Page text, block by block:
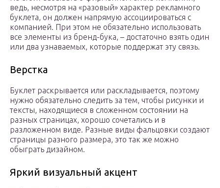
ведь, несмотря на «разовый» характер рекламного
буклета, он должен напрямую ассоциироваться с
компанией. При этом не обязательно использовать
все элементы из бренд-бука, – достаточно взять один
или два узнаваемых, которые поддержат эту связь.
Верстка
Буклет раскрывается или раскладывается, поэтому
нужно обязательно следить за тем, чтобы рисунки и
тексты, находящиеся в сложенном состоянии на
разных страницах, хорошо сочетались и в
разложенном виде. Разные виды фальцовки создают
страницы разного размера, это так же можно
обыграть дизайном.
Яркий визуальный акцент